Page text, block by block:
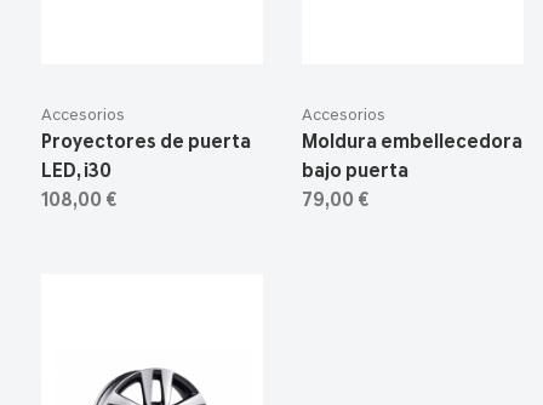
Accesorios
Proyectores de puerta
LED, i30
108,00 €
Accesorios
Moldura embellecedora
bajo puerta
79,00 €